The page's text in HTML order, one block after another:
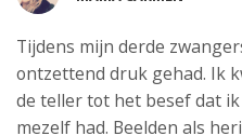
Tijdens mijn derde
ontzettend druk gehad. Ik
de teller tot het besef dat
mezelf had. Beelden als